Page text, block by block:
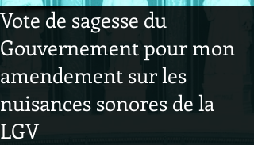
Vote de sagesse du
Gouvernement pour mon
amendement sur les
nuisances sonores de la
LGV